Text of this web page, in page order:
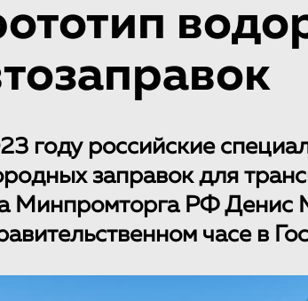
году российские
заправок для
Минпромторга РФ Денис
часе в